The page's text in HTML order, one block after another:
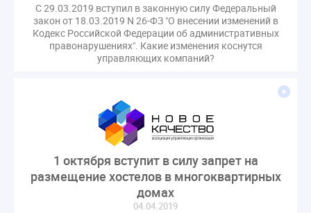
С 29.03.2019 вступил в законную силу Федеральный
закон от 18.03.2019 N 26-ФЗ "О внесении изменений в
Кодекс Российской Федерации об административных
правонарушениях". Какие изменения коснутся
управляющих компаний?
1 октября вступит в силу запрет на
размещение хостелов в многоквартирных
домах
04.04.2019